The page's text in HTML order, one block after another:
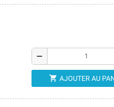
remove
 AJOUTER AU